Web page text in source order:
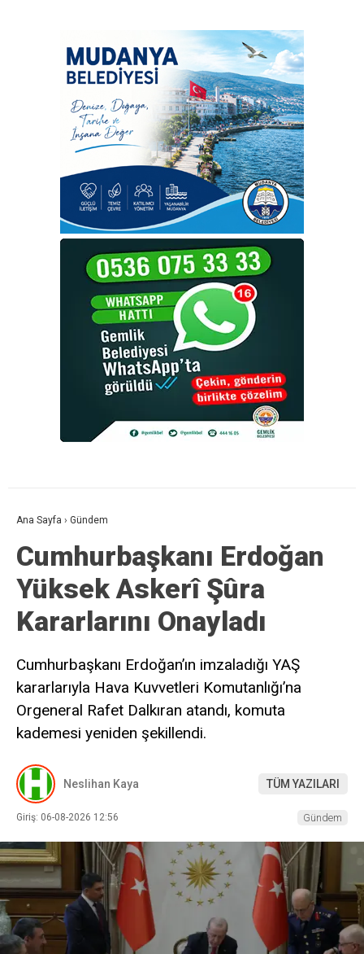
Ana Sayfa › Gündem
Cumhurbaşkanı Erdoğan
Yüksek Askerî Şûra
Kararlarını Onayladı
Cumhurbaşkanı Erdoğan’ın imzaladığı YAŞ
kararlarıyla Hava Kuvvetleri Komutanlığı’na
Orgeneral Rafet Dalkıran atandı, komuta
kademesi yeniden şekillendi.
Neslihan Kaya TÜM YAZILARI
Giriş: 06-08-2026 12:56 Gündem